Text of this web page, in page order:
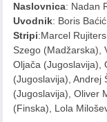
Naslovnica: Nadan
Uvodnik: Boris Baćić
Stripi:Marcel
Szego (Madžarska),
Oljača (Jugoslavija),
(Jugoslavija), Andrej
(Jugoslavija), Oliver
(Finska), Lola